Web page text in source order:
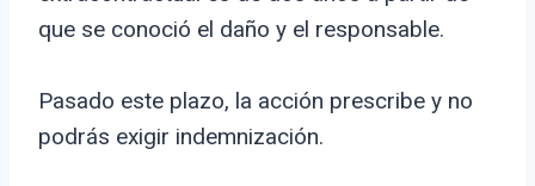
que se conoció el daño y el responsable.
Pasado este plazo, la acción prescribe y no
podrás exigir indemnización.